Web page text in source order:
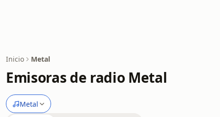
Inicio Metal
Emisoras de radio Metal
Metal